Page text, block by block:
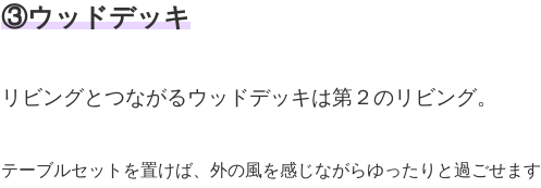
③ウッドデッキ
リビングとつながるウッドデッキは第２のリビング。
テーブルセットを置けば、外の風を感じながらゆったりと過ごせます